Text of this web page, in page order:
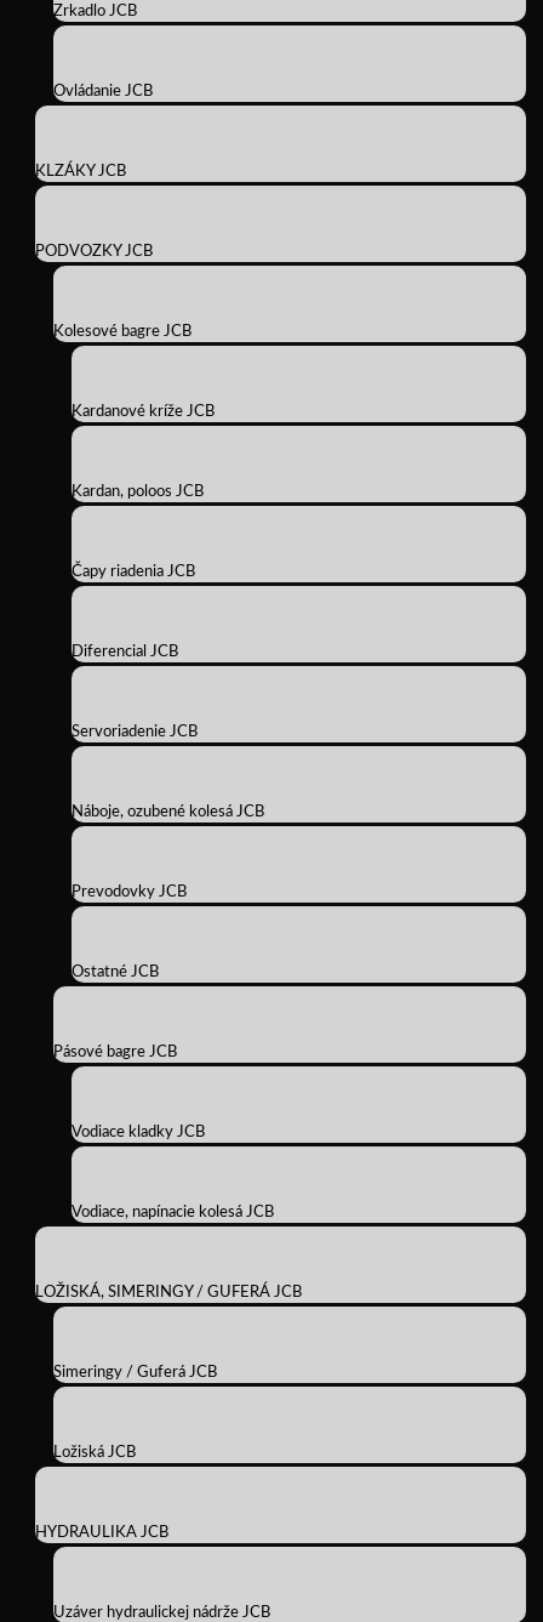
Zrkadlo JCB
Ovládanie JCB
KLZÁKY JCB
PODVOZKY JCB
Kolesové bagre JCB
Kardanové kríže JCB
Kardan, poloos JCB
Čapy riadenia JCB
Diferencial JCB
Servoriadenie JCB
Náboje, ozubené kolesá JCB
Prevodovky JCB
Ostatné JCB
Pásové bagre JCB
Vodiace kladky JCB
Vodiace, napínacie kolesá JCB
LOŽISKÁ, SIMERINGY / GUFERÁ JCB
Simeringy / Guferá JCB
Ložiská JCB
HYDRAULIKA JCB
Uzáver hydraulickej nádrže JCB